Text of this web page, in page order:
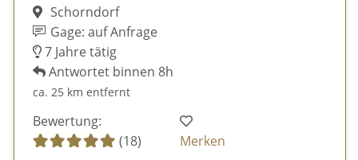
Schorndorf
Gage: auf Anfrage
7 Jahre tätig
Antwortet binnen 8h
ca. 25 km entfernt
Bewertung:
(18)
Merken